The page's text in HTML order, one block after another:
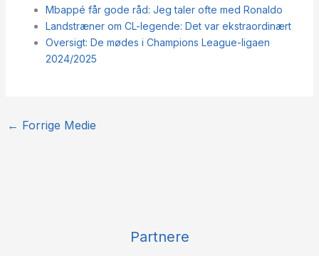
Mbappé får gode råd: Jeg taler ofte med Ronaldo
Landstræner om CL-legende: Det var ekstraordinært
Oversigt: De mødes i Champions League-ligaen
2024/2025
← Forrige Medie
Partnere